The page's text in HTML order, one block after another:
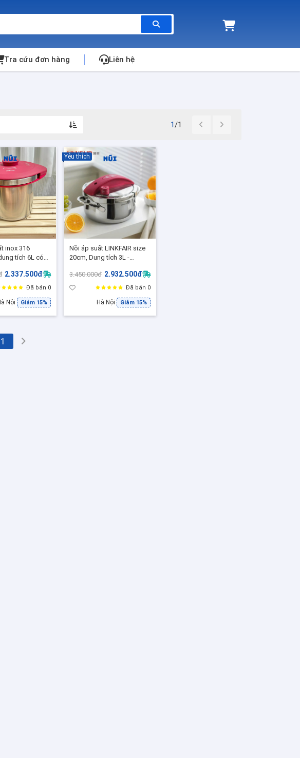
Tra cứu đơn hàng Liên hệ
1 /1
inox 316
tích 6L có
2.337.500đ
Đã bán 0
Nội Giảm 15%
Nồi áp suất LINKFAIR size
20cm, Dung tích 3L -
nấu bếp từ, điện từ, gas
3.450.000đ 2.932.500đ
Đã bán 0
Hà Nội Giảm 15%
Yêu thích
1